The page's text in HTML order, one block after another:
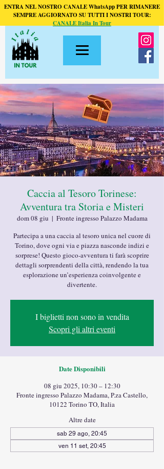
ENTRA NEL NOSTRO CANALE WhatsApp PER RIMANERE
SEMPRE AGGIORNATO SU TUTTI I NOSTRI TOUR:
CANALE Italia In Tour
Caccia al Tesoro Torinese:
Avventura tra Storia e Misteri
dom 08 giu
  |
Fronte ingresso Palazzo Madama
Partecipa a una caccia al tesoro unica nel cuore di
Torino, dove ogni via e piazza nasconde indizi e
sorprese! Questo gioco-avventura ti farà scoprire
dettagli sorprendenti della città, rendendo la tua
esplorazione un’esperienza coinvolgente e
divertente.
I biglietti non sono in vendita
Scopri gli altri eventi
Date Disponibili
08 giu 2025, 10:30 – 12:30
Fronte ingresso Palazzo Madama, P.za Castello,
10122 Torino TO, Italia
Altre date
sab 29 ago, 20:45
ven 11 set, 20:45